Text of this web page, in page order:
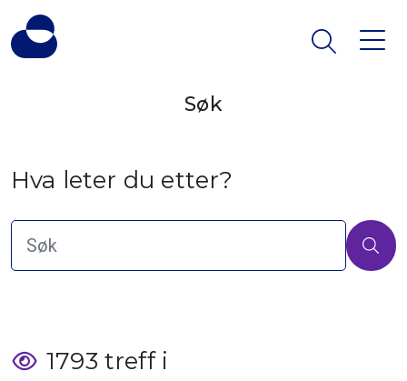
Søk
Hva leter du etter?
1793 treff i